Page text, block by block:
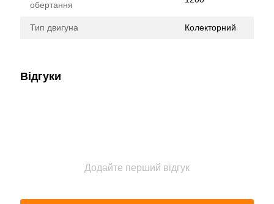
обертання
Тип двигуна Колекторний
Відгуки
Додайте перший відгук